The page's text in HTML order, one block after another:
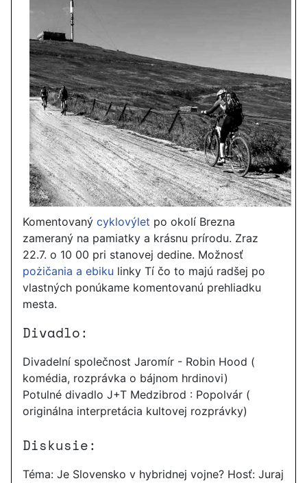
Komentovaný cyklovýlet po okolí Brezna
zameraný na pamiatky a krásnu prírodu. Zraz
22.7. o 10 00 pri stanovej dedine. Možnosť
pożičania a ebiku linky Tí čo to majú radšej po
vlastných ponúkame komentovanú prehliadku
mesta.
Divadlo:
Divadelní společnost Jaromír - Robin Hood (
komédia, rozprávka o bájnom hrdinovi)
Potulné divadlo J+T Medzibrod : Popolvár (
originálna interpretácia kultovej rozprávky)
Diskusie:
Téma: Je Slovensko v hybridnej vojne? Hosť: Juraj